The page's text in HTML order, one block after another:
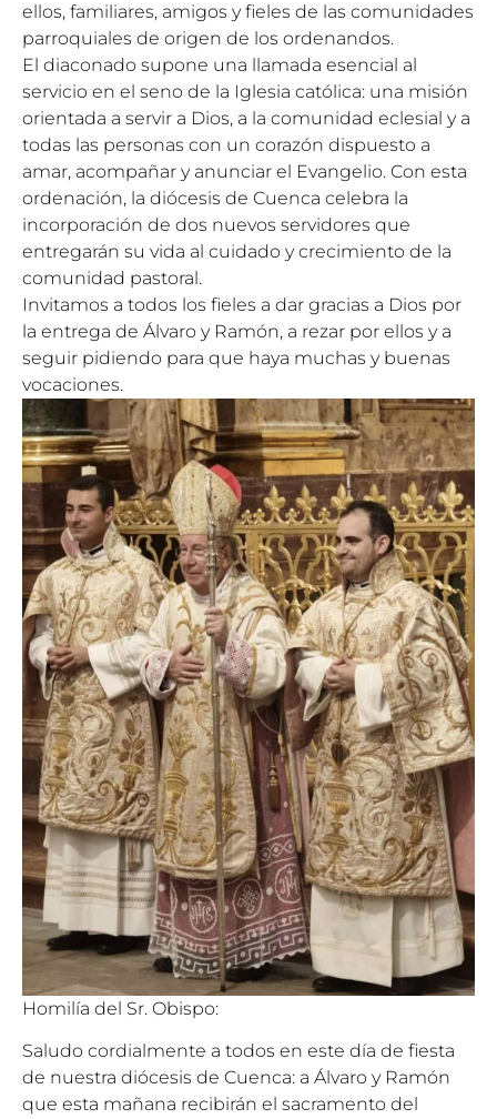
ellos, familiares, amigos y fieles de las comunidades
parroquiales de origen de los ordenandos.
El diaconado supone una llamada esencial al
servicio en el seno de la Iglesia católica: una misión
orientada a servir a Dios, a la comunidad eclesial y a
todas las personas con un corazón dispuesto a
amar, acompañar y anunciar el Evangelio. Con esta
ordenación, la diócesis de Cuenca celebra la
incorporación de dos nuevos servidores que
entregarán su vida al cuidado y crecimiento de la
comunidad pastoral.
Invitamos a todos los fieles a dar gracias a Dios por
la entrega de Álvaro y Ramón, a rezar por ellos y a
seguir pidiendo para que haya muchas y buenas
vocaciones.
Homilía del Sr. Obispo:
Saludo cordialmente a todos en este día de fiesta
de nuestra diócesis de Cuenca: a Álvaro y Ramón
que esta mañana recibirán el sacramento del